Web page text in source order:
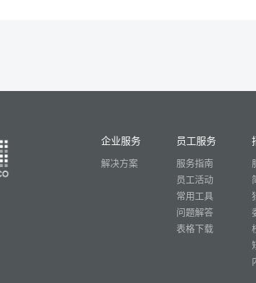
企业服务
解决方案
员工服务
服务指南
员工活动
常用工具
问题解答
表格下载